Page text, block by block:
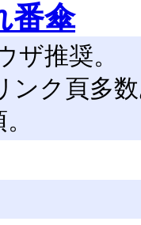
番傘
推奨。
ンク頁多